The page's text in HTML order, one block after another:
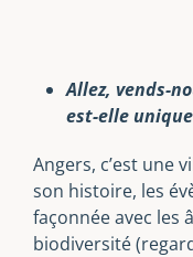
Allez, vends-
est-elle
Angers, c’est une
son histoire, les
façonnée avec les
biodiversité